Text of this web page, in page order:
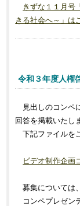
きずな１１月号
きる社会へ～」は
令和３年度人権
見出しのコンペ
回答を掲載いたし
下記ファイルを
ビデオ制作企画
募集については、
コンペプレゼン